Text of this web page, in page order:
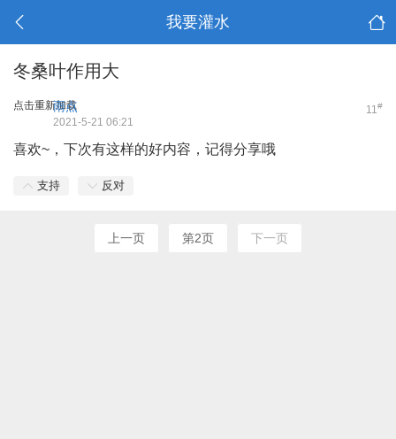
我要灌水
冬桑叶作用大
点击重新加载 11#
雨点
2021-5-21 06:21
喜欢~，下次有这样的好内容，记得分享哦
支持 反对
上一页 第2页 下一页